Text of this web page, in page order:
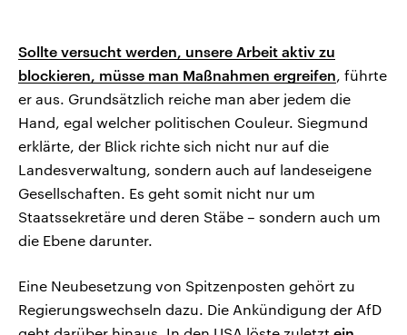
Sollte versucht werden, unsere Arbeit aktiv zu
blockieren, müsse man Maßnahmen ergreifen, führte
er aus. Grundsätzlich reiche man aber jedem die
Hand, egal welcher politischen Couleur. Siegmund
erklärte, der Blick richte sich nicht nur auf die
Landesverwaltung, sondern auch auf landeseigene
Gesellschaften. Es geht somit nicht nur um
Staatssekretäre und deren Stäbe – sondern auch um
die Ebene darunter.
Eine Neubesetzung von Spitzenposten gehört zu
Regierungswechseln dazu. Die Ankündigung der AfD